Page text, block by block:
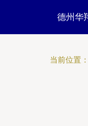
德州华
当前位置：